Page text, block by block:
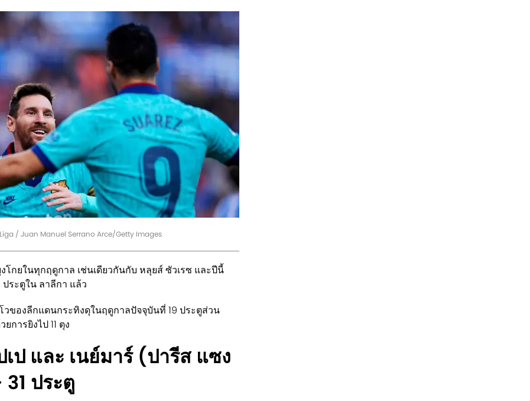
/ Juan Manuel Serrano Arce/Getty Images
โกยในทุกฤดูกาล เช่นเดียวกันกับ หลุยส์ ซัวเรซ และปีนี้
ระตูใน ลาลีกา แล้ว
วของลีกแดนกระทิงดุในฤดูกาลปัจจุบันที่ 19 ประตูส่วน
การยิงไป 11 ตุง
ป และ เนย์มาร์ (ปารีส แซง
ประตู